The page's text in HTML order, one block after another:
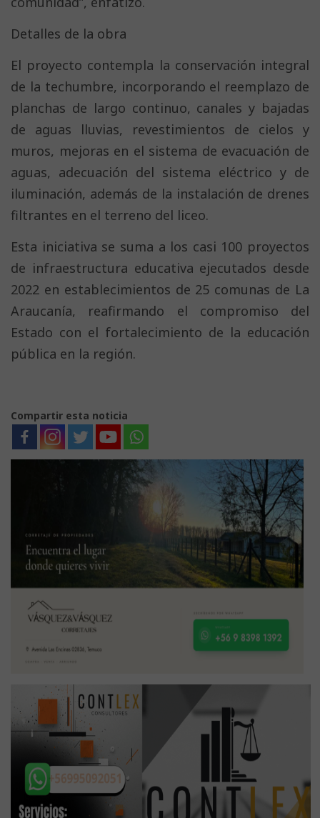
Detalles de la obra
El proyecto contempla la conservación integral
de la techumbre, incorporando el reemplazo de
planchas de largo continuo, canales y bajadas
de aguas lluvias, revestimientos de cielos y
muros, mejoras en el sistema de evacuación de
aguas, adecuación del sistema eléctrico y de
iluminación, además de la instalación de drenes
filtrantes en el terreno del liceo.
Esta iniciativa se suma a los casi 100 proyectos
de infraestructura educativa ejecutados desde
2022 en establecimientos de 25 comunas de La
Araucanía, reafirmando el compromiso del
Estado con el fortalecimiento de la educación
pública en la región.
Compartir esta noticia